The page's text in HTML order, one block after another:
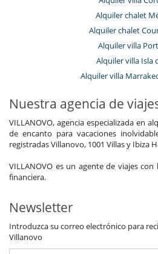
Alquiler chalet
Alquiler chalet
Alquiler villa
Alquiler villa Isla
Alquiler villa
Nuestra agencia de
VILLANOVO, agencia especializada en
de encanto para vacaciones
registradas Villanovo, 1001 Villas y Ibiza
VILLANOVO es un agente de viajes
financiera.
Newsletter
Introduzca su correo electrónico para
Villanovo